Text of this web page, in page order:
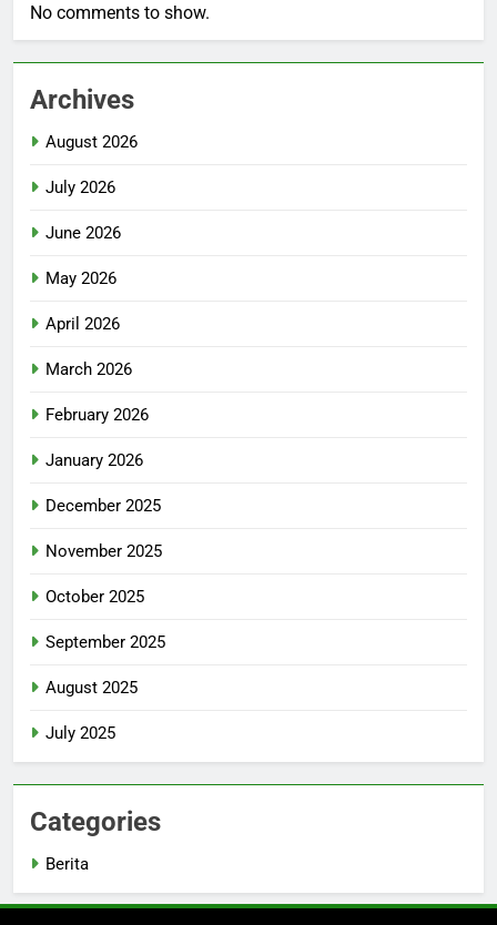
No comments to show.
Archives
August 2026
July 2026
June 2026
May 2026
April 2026
March 2026
February 2026
January 2026
December 2025
November 2025
October 2025
September 2025
August 2025
July 2025
Categories
Berita